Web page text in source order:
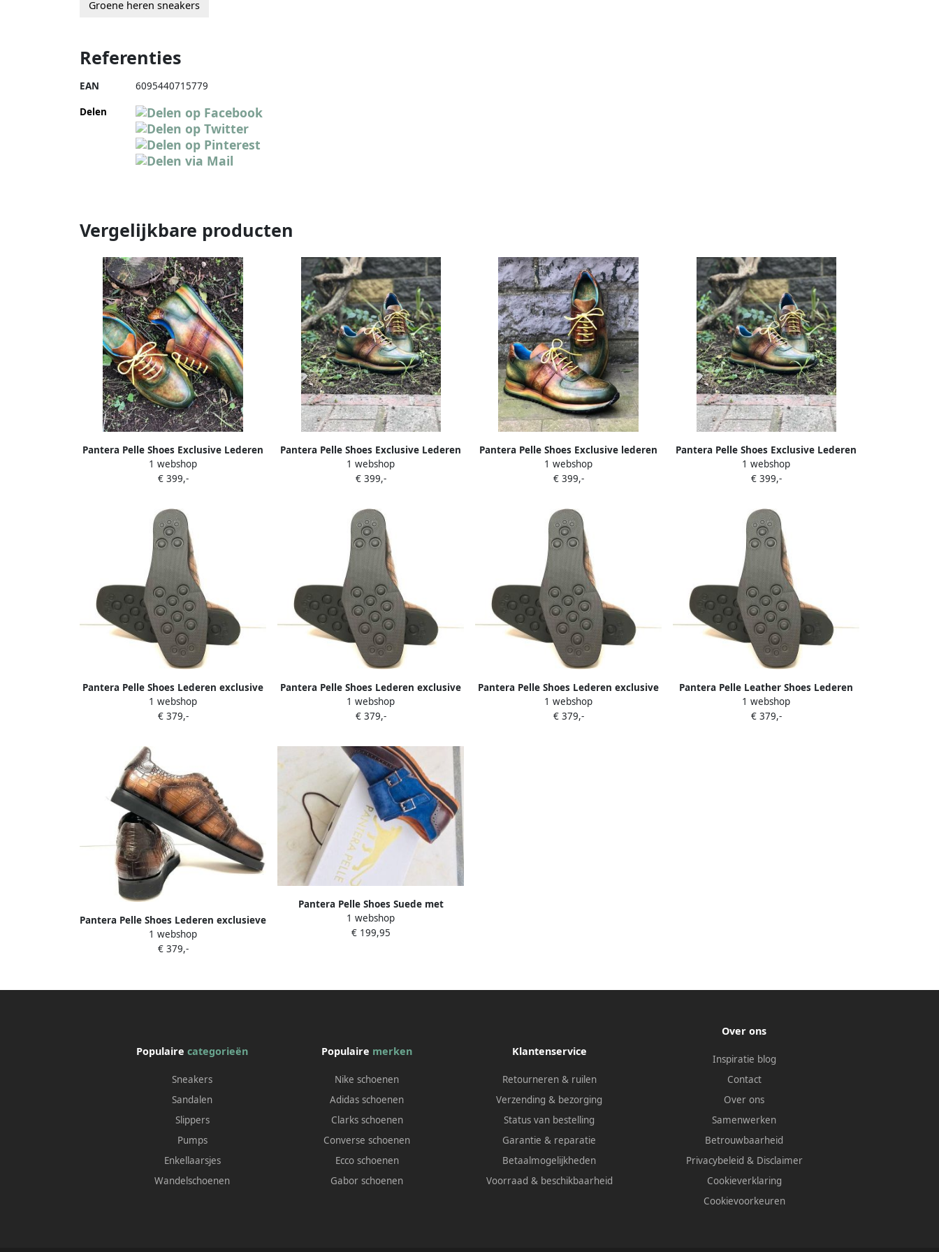
Groene heren sneakers
Referenties
EAN 6095440715779
Delen
Vergelijkbare producten
Pantera Pelle Shoes Exclusive Lederen
Sneaker
1 webshop
€ 399,-
Pantera Pelle Shoes Exclusive Lederen
sneaker
1 webshop
€ 399,-
Pantera Pelle Shoes Exclusive lederen
sneaker
1 webshop
€ 399,-
Pantera Pelle Shoes Exclusive Lederen
sneaker
1 webshop
€ 399,-
Pantera Pelle Shoes Lederen exclusive
sneakers
1 webshop
€ 379,-
Pantera Pelle Shoes Lederen exclusive
sneakers
1 webshop
€ 379,-
Pantera Pelle Shoes Lederen exclusive
sneakers
1 webshop
€ 379,-
Pantera Pelle Leather Shoes Lederen
exclusive sneakers
1 webshop
€ 379,-
Pantera Pelle Shoes Lederen exclusieve
sneakers
1 webshop
€ 379,-
Pantera Pelle Shoes Suede met
Lederen Herenschoen met sneakerzool
kobalt blauw met bruin
1 webshop
€ 199,95
Populairecategorieën
Sneakers
Sandalen
Slippers
Pumps
Enkellaarsjes
Wandelschoenen
Populaire merken
Nike schoenen
Adidas schoenen
Clarks schoenen
Converse schoenen
Ecco schoenen
Gabor schoenen
Klantenservice
Retourneren & ruilen
Verzending & bezorging
Status van bestelling
Garantie & reparatie
Betaalmogelijkheden
Voorraad & beschikbaarheid
Over ons
Inspiratie blog
Contact
Over ons
Samenwerken
Betrouwbaarheid
Privacybeleid & Disclaimer
Cookieverklaring
Cookievoorkeuren